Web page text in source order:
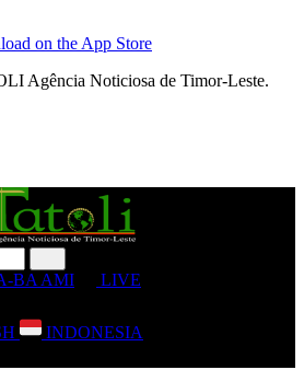
Agência Noticiosa de Timor-Leste.
BA AMI LIVE
INDONESIA